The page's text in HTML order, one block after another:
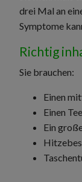
drei Mal an
Symptome
Richtig
Sie brauchen:
Einen
Einen
Ein